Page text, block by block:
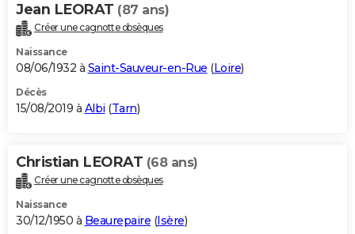
Jean LEORAT (87 ans)
Créer une cagnotte obsèques
Naissance
08/06/1932 à Saint-Sauveur-en-Rue (Loire)
Décès
15/08/2019 à Albi (Tarn)
Christian LEORAT (68 ans)
Créer une cagnotte obsèques
Naissance
30/12/1950 à Beaurepaire (Isère)